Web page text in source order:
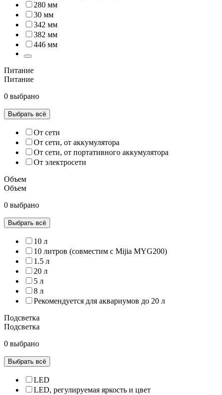
280 мм
30 мм
342 мм
382 мм
446 мм
Питание
Питание
0 выбрано
Выбрать всё
От сети
От сети, от аккумулятора
От сети, от портативного аккумулятора
От электросети
Объем
Объем
0 выбрано
Выбрать всё
10 л
10 литров (совместим с Mijia MYG200)
1.5 л
20 л
5 л
8 л
Рекомендуется для аквариумов до 20 л
Подсветка
Подсветка
0 выбрано
Выбрать всё
LED
LED, регулируемая яркость и цвет